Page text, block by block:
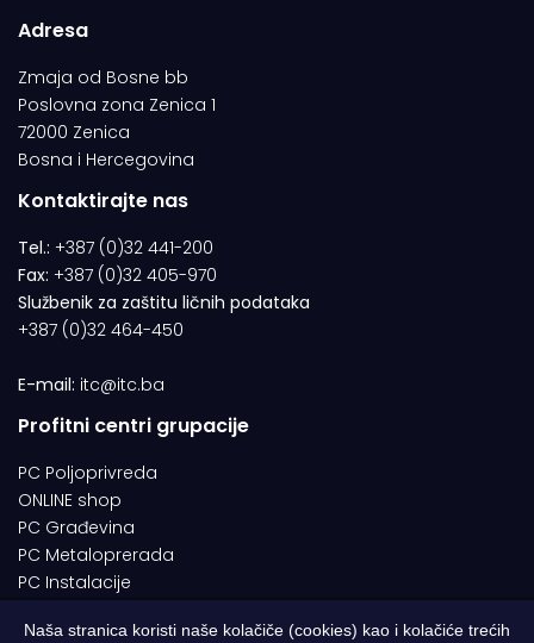
Adresa
Zmaja od Bosne bb
Poslovna zona Zenica 1
72000 Zenica
Bosna i Hercegovina
Kontaktirajte nas
Tel.: +387 (0)32 441-200
Fax: +387 (0)32 405-970
Službenik za zaštitu ličnih podataka
+387 (0)32 464-450
E-mail: itc@itc.ba
Profitni centri grupacije
PC Poljoprivreda
ONLINE shop
PC Građevina
PC Metaloprerada
PC Instalacije
Naša stranica koristi naše kolačiče (cookies) kao i kolačiće trećih